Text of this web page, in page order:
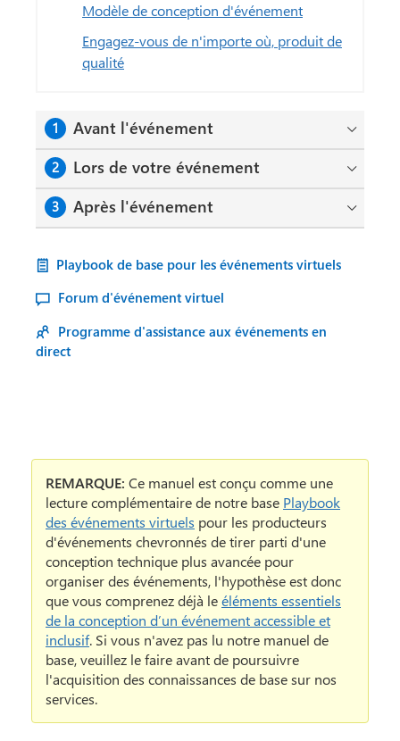
Modèle de conception d'événement
Engagez-vous de n'importe où, produit de
qualité
1 Avant l'événement
2 Lors de votre événement
3 Après l'événement
Playbook de base pour les événements virtuels
Forum d'événement virtuel
Programme d'assistance aux événements en
direct
REMARQUE: Ce manuel est conçu comme une
lecture complémentaire de notre base Playbook
des événements virtuels pour les producteurs
d'événements chevronnés de tirer parti d'une
conception technique plus avancée pour
organiser des événements, l'hypothèse est donc
que vous comprenez déjà leéléments essentiels
de la conception d’un événement accessible et
inclusif. Si vous n'avez pas lu notre manuel de
base, veuillez le faire avant de poursuivre
l'acquisition des connaissances de base sur nos
services.